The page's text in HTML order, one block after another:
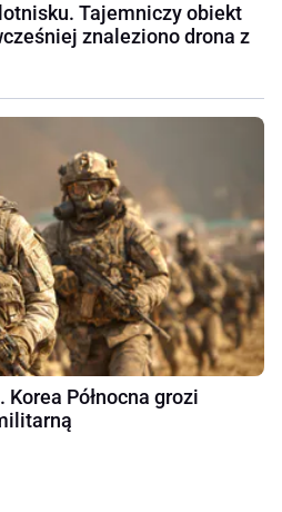
Tajemniczy obiekt
znaleziono drona z
Północna grozi